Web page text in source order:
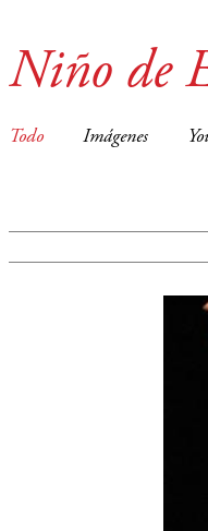
Niño de
Todo Imágenes